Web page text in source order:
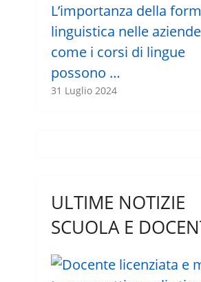
L’importanza della
linguistica nelle
come i corsi di lingue
possono …
31 Luglio 2024
ULTIME NOTIZIE
SCUOLA E